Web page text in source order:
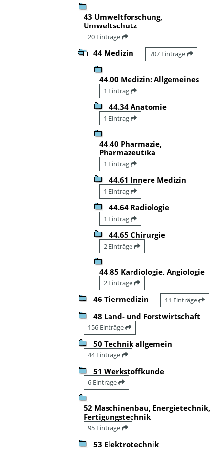
43 Umweltforschung,
Umweltschutz
20 Einträge
44 Medizin 707 Einträge
44.00 Medizin: Allgemeines
1 Eintrag
44.34 Anatomie
1 Eintrag
44.40 Pharmazie,
Pharmazeutika
1 Eintrag
44.61 Innere Medizin
1 Eintrag
44.64 Radiologie
1 Eintrag
44.65 Chirurgie
2 Einträge
44.85 Kardiologie, Angiologie
2 Einträge
46 Tiermedizin 11 Einträge
48 Land- und Forstwirtschaft
156 Einträge
50 Technik allgemein
44 Einträge
51 Werkstoffkunde
6 Einträge
52 Maschinenbau, Energietechnik,
Fertigungstechnik
95 Einträge
53 Elektrotechnik